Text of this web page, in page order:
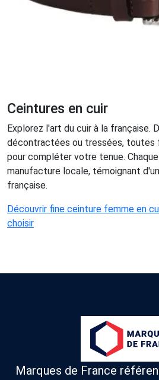
Ceintures en cuir
Explorez l'art du cuir à la française.
décontractées ou tressées, toutes
pour compléter votre tenue.
manufacture locale, témoignant
française.
Découvrir fine ceinture femme en
choisir
Marques de France